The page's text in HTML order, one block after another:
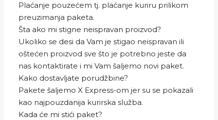
Plaćanje pouzećem tj. plaćanje kuriru prilikom
preuzimanja paketa.
Šta ako mi stigne neispravan proizvod?
Ukoliko se desi da Vam je stigao neispravan ili
oštećen proizvod sve što je potrebno jeste da
nas kontaktirate i mi Vam šaljemo novi paket.
Kako dostavljate porudžbine?
Pakete šaljemo X Express-om jer su se pokazali
kao najpouzdanija kurirska služba.
Kada će mi stići paket?